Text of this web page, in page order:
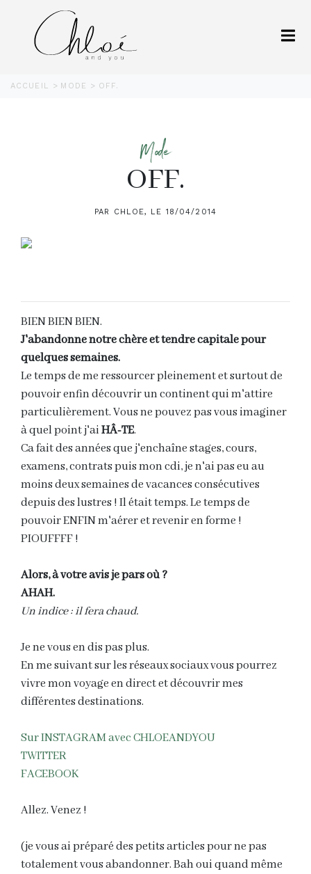
ACCUEIL MODE OFF.
Mode
OFF.
PAR CHLOE, LE 18/04/2014
BIEN BIEN BIEN.
J'abandonne notre chère et tendre capitale pour
quelques semaines.
Le temps de me ressourcer pleinement et surtout de
pouvoir enfin découvrir un continent qui m'attire
particulièrement. Vous ne pouvez pas vous imaginer
à quel point j'aiHÂ-TE.
Ca fait des années que j'enchaîne stages, cours,
examens, contrats puis mon cdi, je n'ai pas eu au
moins deux semaines de vacances consécutives
depuis des lustres ! Il était temps. Le temps de
pouvoir ENFIN m'aérer et revenir en forme !
PIOUFFFF !
Alors, à votre avis je pars où ?
AHAH.
Un indice : il fera chaud.
Je ne vous en dis pas plus.
En me suivant sur les réseaux sociaux vous pourrez
vivre mon voyage en direct et découvrir mes
différentes destinations.
Sur INSTAGRAM avec CHLOEANDYOU
TWITTER
FACEBOOK
Allez. Venez !
(je vous ai préparé des petits articles pour ne pas
totalement vous abandonner. Bah oui quand même